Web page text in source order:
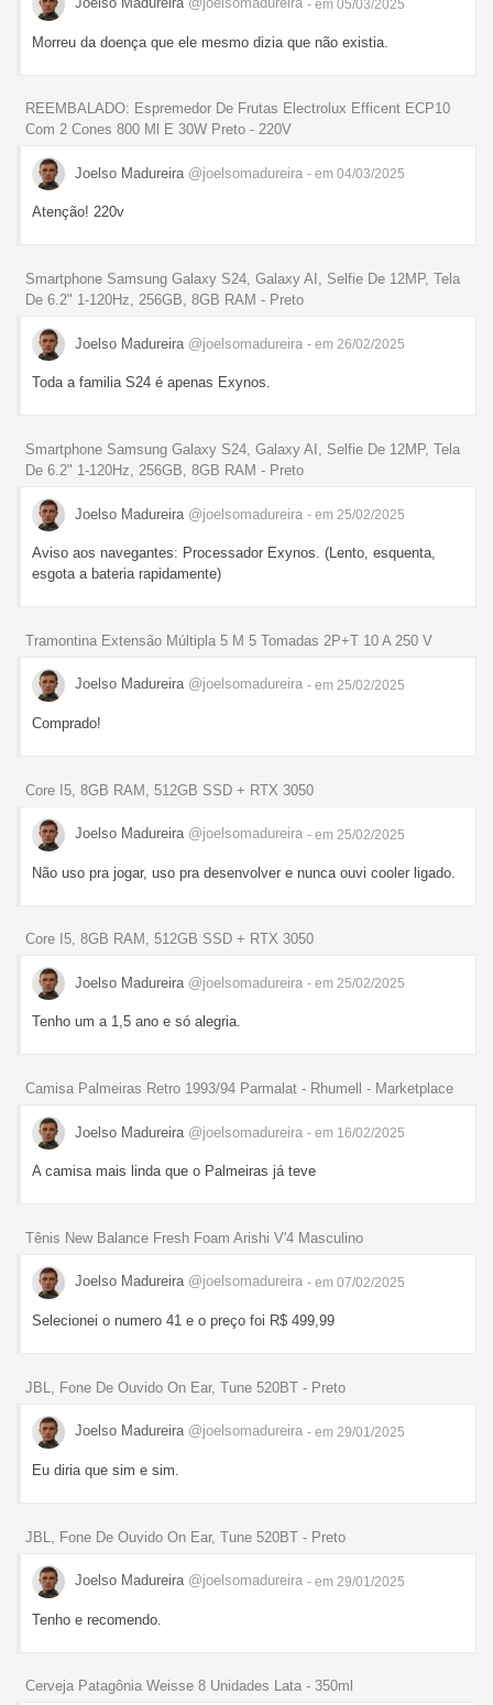
- em 05/03/2025
Morreu da doença que ele mesmo dizia que não existia.
REEMBALADO: Espremedor De Frutas Electrolux Efficent ECP10
Com 2 Cones 800 Ml E 30W Preto - 220V
Joelso Madureira @joelsomadureira - em 04/03/2025
Atenção! 220v
Smartphone Samsung Galaxy S24, Galaxy AI, Selfie De 12MP, Tela
De 6.2" 1-120Hz, 256GB, 8GB RAM - Preto
Joelso Madureira @joelsomadureira - em 26/02/2025
Toda a familia S24 é apenas Exynos.
Smartphone Samsung Galaxy S24, Galaxy AI, Selfie De 12MP, Tela
De 6.2" 1-120Hz, 256GB, 8GB RAM - Preto
Joelso Madureira @joelsomadureira - em 25/02/2025
Aviso aos navegantes: Processador Exynos. (Lento, esquenta,
esgota a bateria rapidamente)
Tramontina Extensão Múltipla 5 M 5 Tomadas 2P+T 10 A 250 V
Joelso Madureira @joelsomadureira - em 25/02/2025
Comprado!
Core I5, 8GB RAM, 512GB SSD + RTX 3050
Joelso Madureira @joelsomadureira - em 25/02/2025
Não uso pra jogar, uso pra desenvolver e nunca ouvi cooler ligado.
Core I5, 8GB RAM, 512GB SSD + RTX 3050
Joelso Madureira @joelsomadureira - em 25/02/2025
Tenho um a 1,5 ano e só alegria.
Camisa Palmeiras Retro 1993/94 Parmalat - Rhumell - Marketplace
Joelso Madureira @joelsomadureira - em 16/02/2025
A camisa mais linda que o Palmeiras já teve
Tênis New Balance Fresh Foam Arishi V'4 Masculino
Joelso Madureira @joelsomadureira - em 07/02/2025
Selecionei o numero 41 e o preço foi R$ 499,99
JBL, Fone De Ouvido On Ear, Tune 520BT - Preto
Joelso Madureira @joelsomadureira - em 29/01/2025
Eu diria que sim e sim.
JBL, Fone De Ouvido On Ear, Tune 520BT - Preto
Joelso Madureira @joelsomadureira - em 29/01/2025
Tenho e recomendo.
Cerveja Patagônia Weisse 8 Unidades Lata - 350ml